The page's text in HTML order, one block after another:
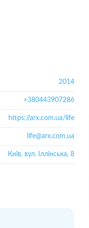
2014
+380443907286
https://arx.com.ua/life
life@arx.com.ua
Київ, вул. Іллінська, 8